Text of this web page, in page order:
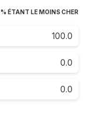
% ÉTANT LE MOINS CHER
100.0
0.0
0.0